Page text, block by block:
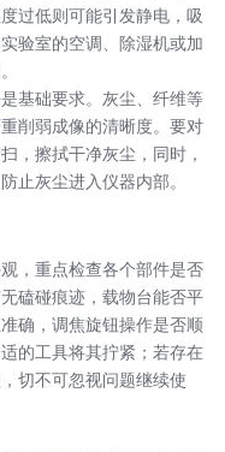
过低则可能引发静电，吸
验室的空调、除湿机或加
基础要求。灰尘、纤维等
削弱成像的清晰度。要对
，擦拭干净灰尘，同时，
止灰尘进入仪器内部。
，重点检查各个部件是否
磕碰痕迹，载物台能否平
确，调焦旋钮操作是否顺
的工具将其拧紧；若存在
切不可忽视问题继续使